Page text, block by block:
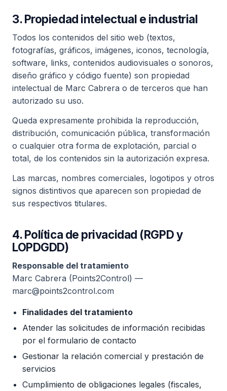
3. Propiedad intelectual e industrial
Todos los contenidos del sitio web (textos,
fotografías, gráficos, imágenes, iconos, tecnología,
software, links, contenidos audiovisuales o sonoros,
diseño gráfico y código fuente) son propiedad
intelectual de Marc Cabrera o de terceros que han
autorizado su uso.
Queda expresamente prohibida la reproducción,
distribución, comunicación pública, transformación
o cualquier otra forma de explotación, parcial o
total, de los contenidos sin la autorización expresa.
Las marcas, nombres comerciales, logotipos y otros
signos distintivos que aparecen son propiedad de
sus respectivos titulares.
4. Política de privacidad (RGPD y
LOPDGDD)
Responsable del tratamiento
Marc Cabrera (Points2Control) —
marc@points2control.com
Finalidades del tratamiento
Atender las solicitudes de información recibidas
por el formulario de contacto
Gestionar la relación comercial y prestación de
servicios
Cumplimiento de obligaciones legales (fiscales,